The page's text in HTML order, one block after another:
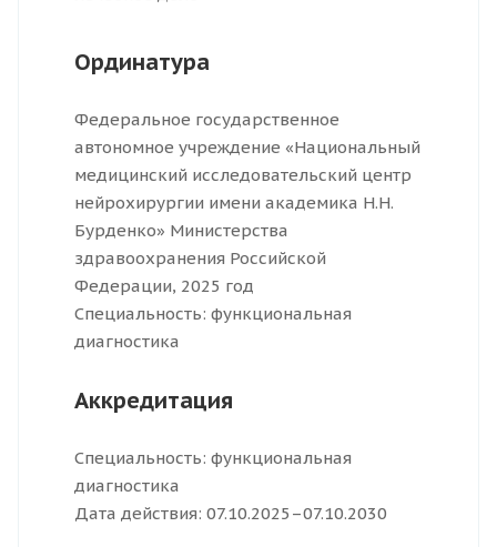
Ординатура
Федеральное государственное
автономное учреждение «Национальный
медицинский исследовательский центр
нейрохирургии имени академика Н.Н.
Бурденко» Министерства
здравоохранения Российской
Федерации, 2025 год
Специальность: функциональная
диагностика
Аккредитация
Специальность: функциональная
диагностика
Дата действия: 07.10.2025–07.10.2030